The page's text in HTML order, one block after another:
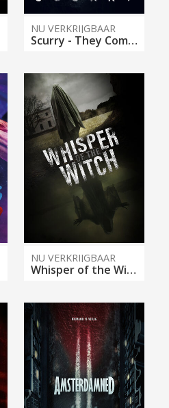
NU VERKRIJGBAAR
Scurry - They Come From Below
NU VERKRIJGBAAR
Whisper of the Witch